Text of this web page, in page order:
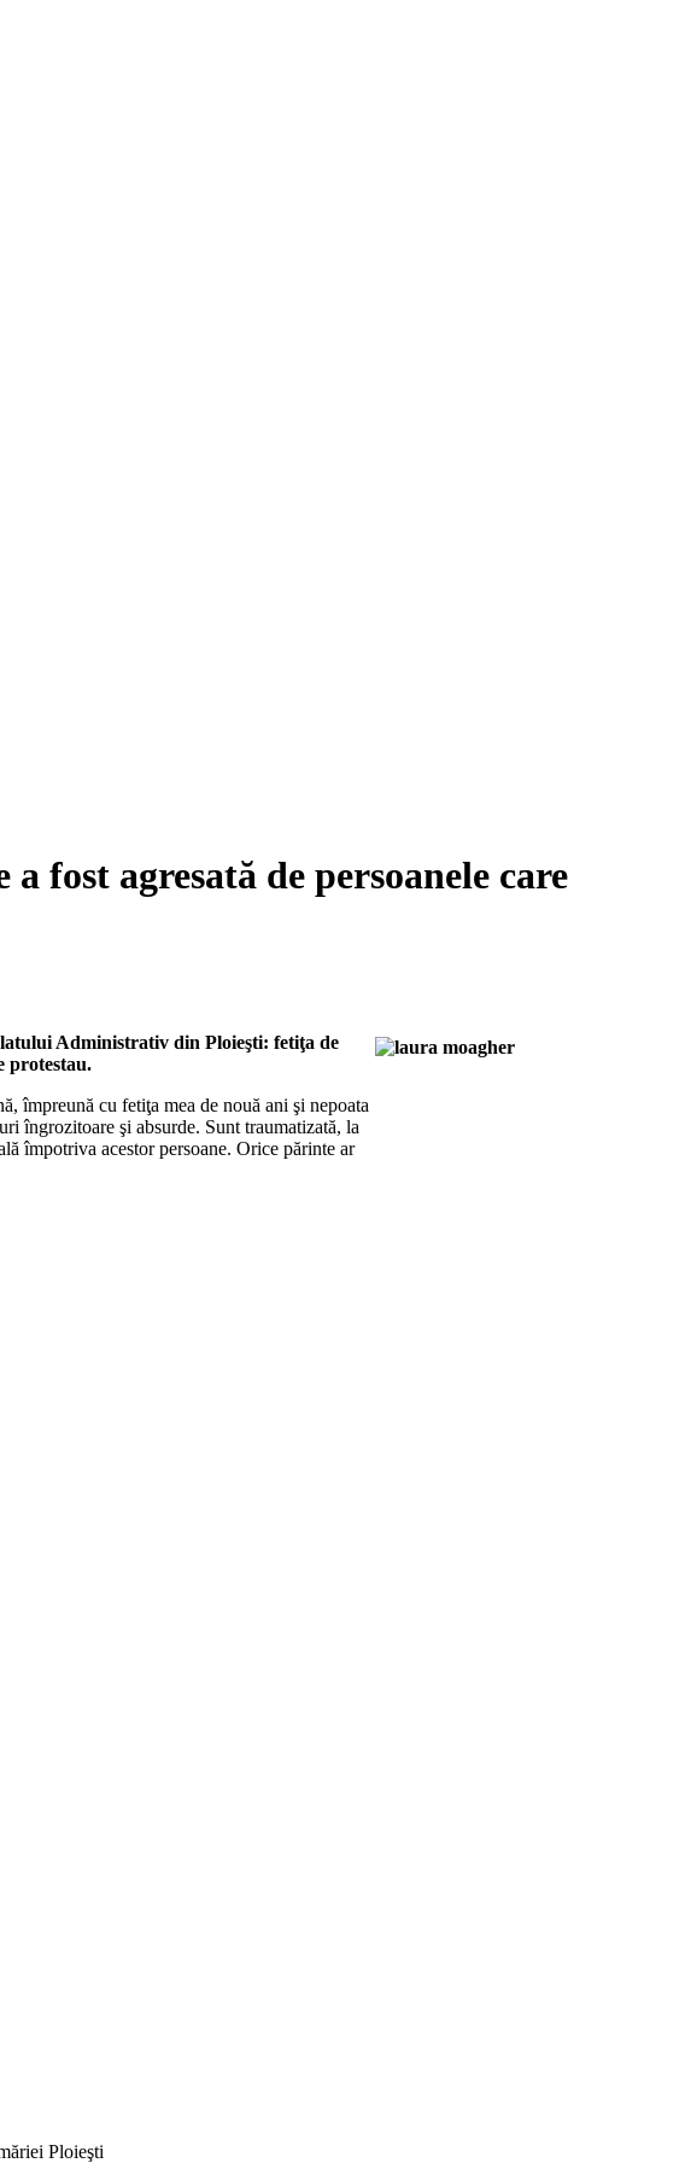
fost agresată de persoanele care
Administrativ din Ploieşti: fetiţa de
protestau.
împreună cu fetiţa mea de nouă ani şi nepoata
îngrozitoare şi absurde. Sunt traumatizată, la
împotriva acestor persoane. Orice părinte ar
Ploieşti